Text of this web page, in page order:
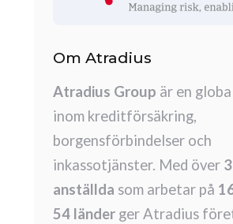
Om Atradius
Atradius Group är en
inom kreditförsäkring,
borgensförbindelser och
inkassotjänster. Med över
anställda som arbetar på
54 länderger Atradius